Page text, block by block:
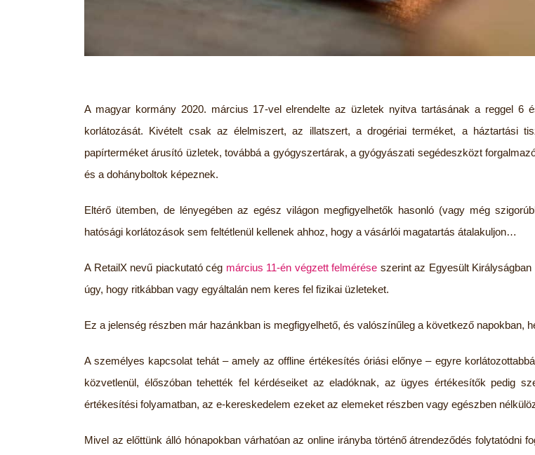
A magyar kormány 2020. március 17-vel elrendelte az üzletek nyitva tartásának a reggel 6
korlátozását. Kivételt csak az élelmiszert, az illatszert, a drogériai terméket, a háztartási
papírterméket árusító üzletek, továbbá a gyógyszertárak, a gyógyászati segédeszközt
és a dohányboltok képeznek.
Eltérő ütemben, de lényegében az egész világon megfigyelhetők hasonló (vagy még
hatósági korlátozások sem feltétlenül kellenek ahhoz, hogy a vásárlói magatartás átalakuljon…
A RetailX nevű piackutató cég március 11-én végzett felmérése szerint az Egyesült
úgy, hogy ritkábban vagy egyáltalán nem keres fel fizikai üzleteket.
Ez a jelenség részben már hazánkban is megfigyelhető, és valószínűleg a következő napokban,
A személyes kapcsolat tehát – amely az offline értékesítés óriási előnye – egyre
közvetlenül, élőszóban tehették fel kérdéseiket az eladóknak, az ügyes értékesítők pedig
értékesítési folyamatban, az e-kereskedelem ezeket az elemeket részben vagy egészben
Mivel az előttünk álló hónapokban várhatóan az online irányba történő átrendeződés folytatódni